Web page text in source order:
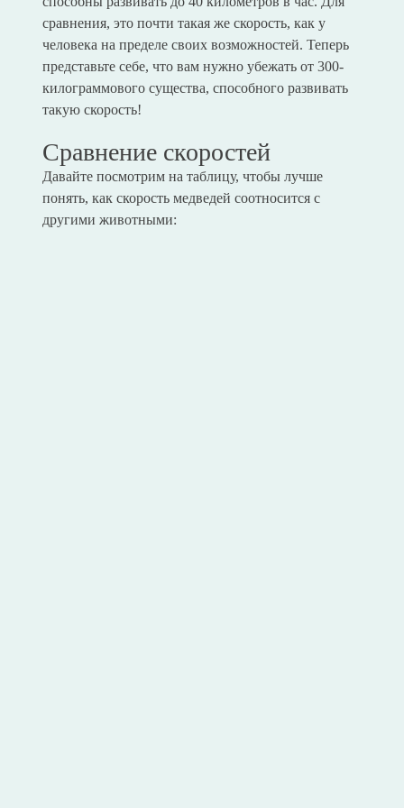
сравнения, это почти такая же скорость, как у
человека на пределе своих возможностей. Теперь
представьте себе, что вам нужно убежать от 300-
килограммового существа, способного развивать
такую скорость!
Сравнение скоростей
Давайте посмотрим на таблицу, чтобы лучше
понять, как скорость медведей соотносится с
другими животными: